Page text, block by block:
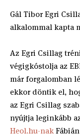
Gál Tibor Egri
alkalommal kapta
Az Egri Csillag
végigkóstolja az
már forgalomban
ekkor döntik el,
az Egri Csillag
nyújtja leginkább
Heol.hu-nak